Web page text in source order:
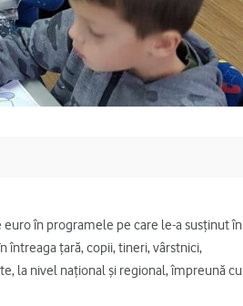
în programele pe care le-a susținut în
țară, copii, tineri, vârstnici,
la nivel național și regional, împreună cu